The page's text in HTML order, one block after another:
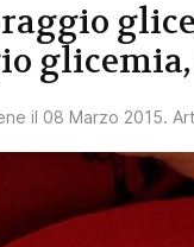
il 08 Marzo 2015.